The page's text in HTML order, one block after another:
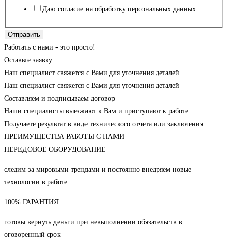
Даю согласие на обработку персональных данных
Отправить
Работать с нами - это просто!
Оставьте заявку
Наш специалист свяжется с Вами для уточнения деталей
Наш специалист свяжется с Вами для уточнения деталей
Составляем и подписываем договор
Наши специалисты выезжают к Вам и приступают к работе
Получаете результат в виде технического отчета или заключения
ПРЕИМУЩЕСТВА РАБОТЫ С НАМИ
ПЕРЕДОВОЕ ОБОРУДОВАНИЕ
следим за мировыми трендами и постоянно внедряем новые
технологии в работе
100% ГАРАНТИЯ
готовы вернуть деньги при невыполнении обязательств в
оговоренный срок